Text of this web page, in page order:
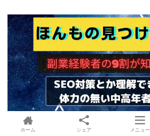
ホーム シェア メニュー